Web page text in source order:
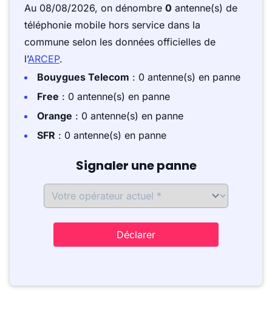
Au 08/08/2026, on dénombre 0 antenne(s) de
téléphonie mobile hors service dans la
commune selon les données officielles de
l’ARCEP.
Bouygues Telecom : 0 antenne(s) en panne
Free : 0 antenne(s) en panne
Orange : 0 antenne(s) en panne
SFR : 0 antenne(s) en panne
Signaler une panne
Déclarer